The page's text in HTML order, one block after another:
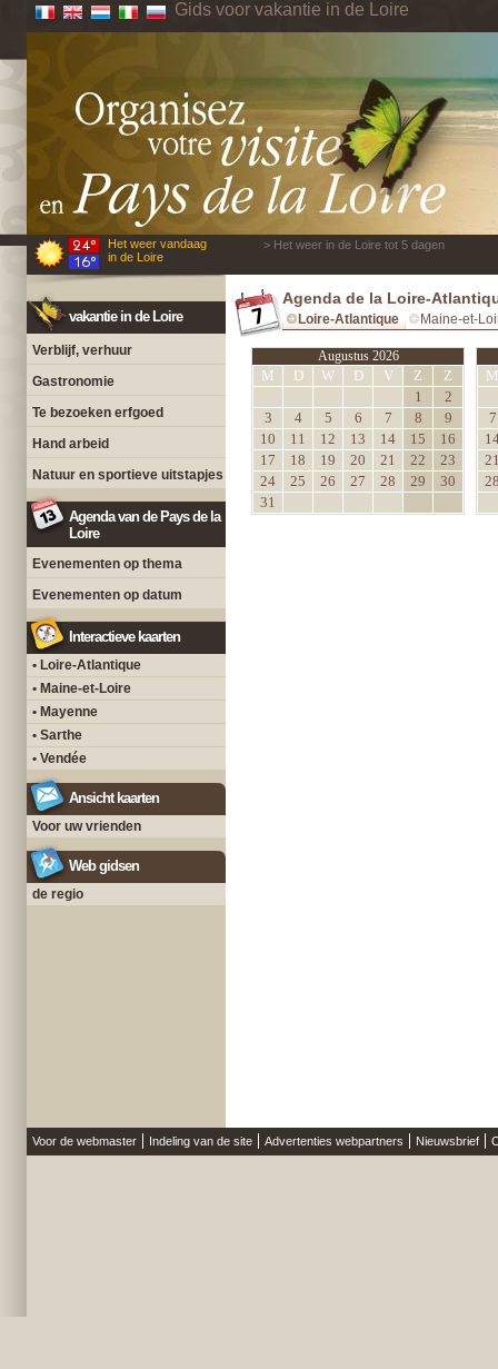
Gids voor vakantie in de Loire
Het weer vandaag
in de Loire
> Het weer in de Loire tot 5 dagen
vakantie in de Loire
Verblijf, verhuur
Gastronomie
Te bezoeken erfgoed
Hand arbeid
Natuur en sportieve uitstapjes
Agenda van de Pays de la
Loire
Evenementen op thema
Evenementen op datum
Interactieve kaarten
• Loire-Atlantique
• Maine-et-Loire
• Mayenne
• Sarthe
• Vendée
Ansicht kaarten
Voor uw vrienden
Web gidsen
de regio
Agenda de la Loire-
Loire-Atlantique Maine-et-
Augustus 2026
M D W D V Z
Z
1
2
3
4 5 6 7 8
9
10
11 12 13 14 15
16
17
18 19 20 21 22
23
24
25 26 27 28 29
30
31
M
7
Voor de webmaster Indeling van de site Advertenties webpartners Nieuwsbrief